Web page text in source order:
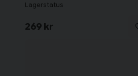
Lagerstatus
269 kr